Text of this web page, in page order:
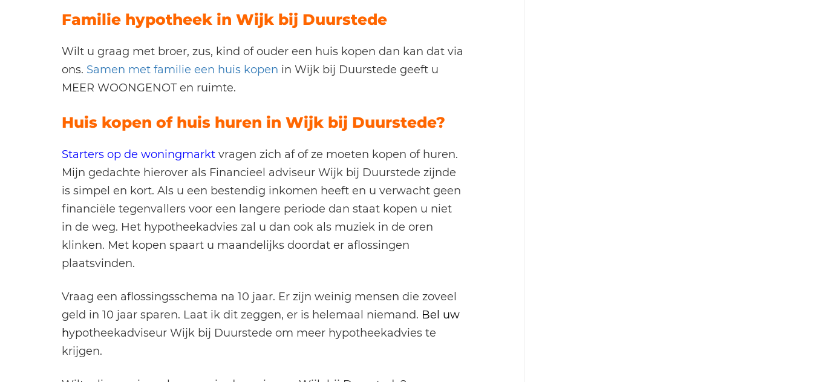
Familie hypotheek in Wijk bij Duurstede
Wilt u graag met broer, zus, kind of ouder een huis kopen dan kan dat via
ons. Samen met familie een huis kopen in Wijk bij Duurstede geeft u
MEER WOONGENOT en ruimte.
Huis kopen of huis huren in Wijk bij Duurstede?
Starters op de woningmarkt vragen zich af of ze moeten kopen of huren.
Mijn gedachte hierover als Financieel adviseur Wijk bij Duurstede zijnde
is simpel en kort. Als u een bestendig inkomen heeft en u verwacht geen
financiële tegenvallers voor een langere periode dan staat kopen u niet
in de weg. Het hypotheekadvies zal u dan ook als muziek in de oren
klinken. Met kopen spaart u maandelijks doordat er aflossingen
plaatsvinden.
Vraag een aflossingsschema na 10 jaar. Er zijn weinig mensen die zoveel
geld in 10 jaar sparen. Laat ik dit zeggen, er is helemaal niemand. Bel uw
hypotheekadviseur Wijk bij Duurstede om meer hypotheekadvies te
krijgen.